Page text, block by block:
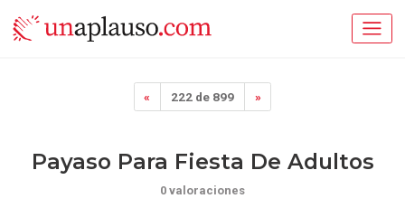
« 222 de 899 »
Payaso Para Fiesta De Adultos
0 valoraciones